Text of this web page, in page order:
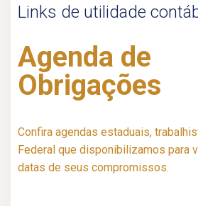
Links de utilidade
Agenda de
Obrigações
Confira agendas estaduais,
Federal que disponibilizamos para
datas de seus compromissos.